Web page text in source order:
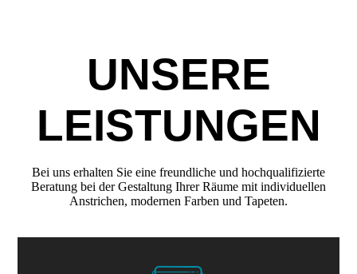
UNSERE
LEISTUNGEN
Bei uns erhalten Sie eine freundliche und hochqualifizierte
Beratung bei der Gestaltung Ihrer Räume mit individuellen
Anstrichen, modernen Farben und Tapeten.